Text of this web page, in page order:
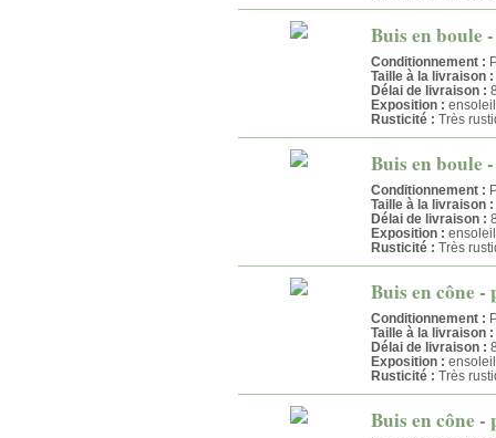
Buis en boule
Conditionnement :
Taille à la livraison :
Délai de livraison :
Exposition :
Rusticité : Très
Buis en boule
Conditionnement :
Taille à la livraison :
Délai de livraison :
Exposition :
Rusticité : Très
Buis en cône -
Conditionnement :
Taille à la livraison :
Délai de livraison :
Exposition :
Rusticité : Très
Buis en cône -